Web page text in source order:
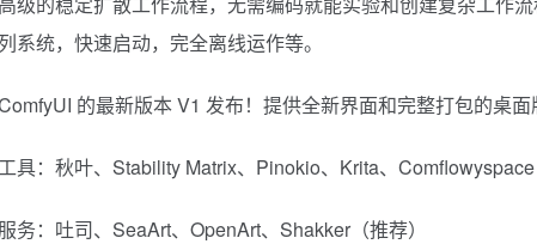
系统，快速启动，完全离线运作等。
的最新版本 V1 发布！提供全新界面和完整打包的桌面
具：秋叶、 Stability Matrix、 Pinokio、 Krita、 Comflowyspace
务： 吐司、 SeaArt、 OpenArt、 Shakker（推荐）